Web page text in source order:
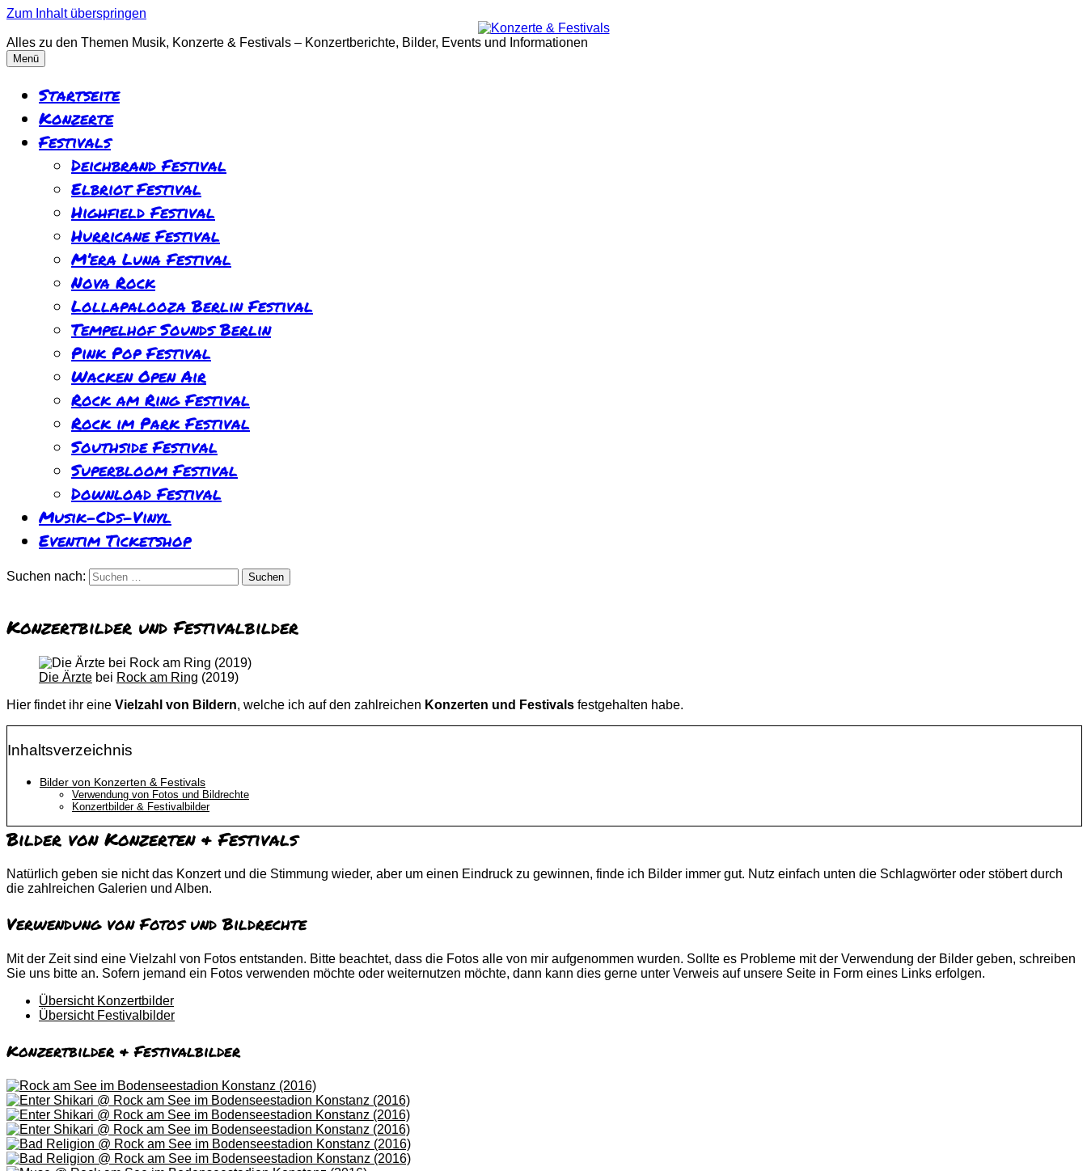
Zum Inhalt überspringen
Alles zu den Themen Musik, Konzerte & Festivals – Konzertberichte, Bilder, Events und Informationen
Menü
Startseite
Konzerte
Festivals
Deichbrand Festival
Elbriot Festival
Highfield Festival
Hurricane Festival
M’era Luna Festival
Nova Rock
Lollapalooza Berlin Festival
Tempelhof Sounds Berlin
Pink Pop Festival
Wacken Open Air
Rock am Ring Festival
Rock im Park Festival
Southside Festival
Superbloom Festival
Download Festival
Musik-CDs-Vinyl
Eventim Ticketshop
Suchen nach:
Konzertbilder und Festivalbilder
Die Ärzte bei Rock am Ring (2019)
Hier findet ihr eine Vielzahl von Bildern, welche ich auf den zahlreichen Konzerten und Festivals festgehalten habe.
Inhaltsverzeichnis
Bilder von Konzerten & Festivals
Verwendung von Fotos und Bildrechte
Konzertbilder & Festivalbilder
Bilder von Konzerten & Festivals
Natürlich geben sie nicht das Konzert und die Stimmung wieder, aber um einen Eindruck zu gewinnen, finde ich Bilder immer gut. Nutz einfach unten die Schlagwörter oder stöbert durch
die zahlreichen Galerien und Alben.
Verwendung von Fotos und Bildrechte
Mit der Zeit sind eine Vielzahl von Fotos entstanden. Bitte beachtet, dass die Fotos alle von mir aufgenommen wurden. Sollte es Probleme mit der Verwendung der Bilder geben, schreiben
Sie uns bitte an. Sofern jemand ein Fotos verwenden möchte oder weiternutzen möchte, dann kann dies gerne unter Verweis auf unsere Seite in Form eines Links erfolgen.
Übersicht Konzertbilder
Übersicht Festivalbilder
Konzertbilder & Festivalbilder